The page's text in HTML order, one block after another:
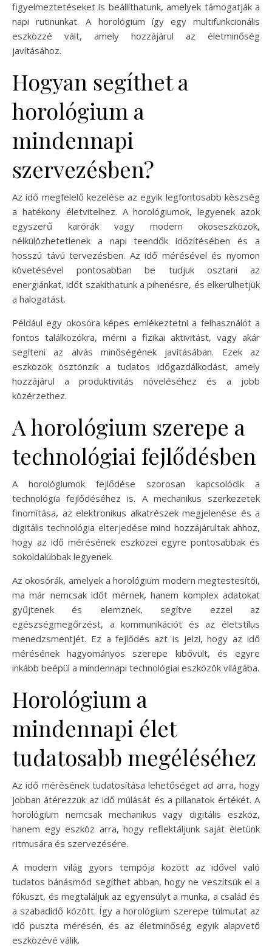
figyelmeztetéseket is beállíthatunk, amelyek támogatják a
napi rutinunkat. A horológium így egy multifunkcionális
eszközzé vált, amely hozzájárul az életminőség
javításához.
Hogyan segíthet a
horológium a
mindennapi
szervezésben?
Az idő megfelelő kezelése az egyik legfontosabb készség
a hatékony életvitelhez. A horológiumok, legyenek azok
egyszerű karórák vagy modern okoseszközök,
nélkülözhetetlenek a napi teendők időzítésében és a
hosszú távú tervezésben. Az idő mérésével és nyomon
követésével pontosabban be tudjuk osztani az
energiánkat, időt szakíthatunk a pihenésre, és elkerülhetjük
a halogatást.
Például egy okosóra képes emlékeztetni a felhasználót a
fontos találkozókra, mérni a fizikai aktivitást, vagy akár
segíteni az alvás minőségének javításában. Ezek az
eszközök ösztönzik a tudatos időgazdálkodást, amely
hozzájárul a produktivitás növeléséhez és a jobb
közérzethez.
A horológium szerepe a
technológiai fejlődésben
A horológiumok fejlődése szorosan kapcsolódik a
technológia fejlődéséhez is. A mechanikus szerkezetek
finomítása, az elektronikus alkatrészek megjelenése és a
digitális technológia elterjedése mind hozzájárultak ahhoz,
hogy az idő mérésének eszközei egyre pontosabbak és
sokoldalúbbak legyenek.
Az okosórák, amelyek a horológium modern megtestesítői,
ma már nemcsak időt mérnek, hanem komplex adatokat
gyűjtenek és elemznek, segítve ezzel az
egészségmegőrzést, a kommunikációt és az életstílus
menedzsmentjét. Ez a fejlődés azt is jelzi, hogy az idő
mérésének hagyományos szerepe kibővült, és egyre
inkább beépül a mindennapi technológiai eszközök világába.
Horológium a
mindennapi élet
tudatosabb megéléséhez
Az idő mérésének tudatosítása lehetőséget ad arra, hogy
jobban átérezzük az idő múlását és a pillanatok értékét. A
horológium nemcsak mechanikus vagy digitális eszköz,
hanem egy eszköz arra, hogy reflektáljunk saját életünk
ritmusára és szervezésére.
A modern világ gyors tempója között az idővel való
tudatos bánásmód segíthet abban, hogy ne veszítsük el a
fókuszt, és megtaláljuk az egyensúlyt a munka, a család és
a szabadidő között. Így a horológium szerepe túlmutat az
idő puszta mérésén, és az életminőség egyik alapvető
eszközévé válik.